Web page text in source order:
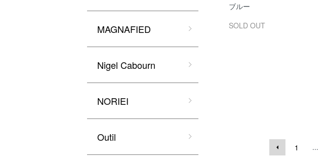
ブルー
SOLD OUT
1 ...
MAGNAFIED
Nigel Cabourn
NORIEI
Outil